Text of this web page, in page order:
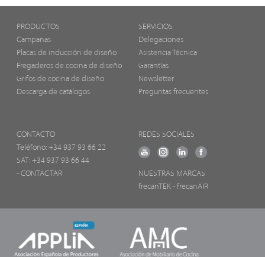
PRODUCTOS
Campanas
Placas de inducción de diseño
Fregaderos de cocina de diseño
Grifos de cocina de diseño
Descarga de catálogos
SERVICIOS
Delegaciones
Asistencia Técnica
Garantías
Newsletter
Preguntas frecuentes
CONTACTO
Teléfono: +34 937 93 66 22
SAT: +34 937 93 66 44
- CONTACTAR
REDES SOCIALES
NUESTRAS MARCAS
frecanTEK - frecanAIR